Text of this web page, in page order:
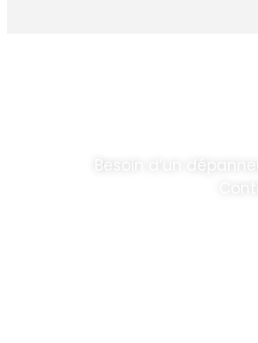
Besoin d’un